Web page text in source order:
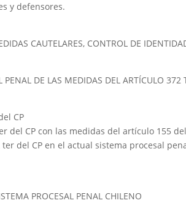
y defensores.
CAUTELARES, CONTROL DE
DE LAS MEDIDAS DEL ARTÍCULO 372
CP
del CP con las medidas del artículo 155 del
del CP en el actual sistema procesal
PROCESAL PENAL CHILENO